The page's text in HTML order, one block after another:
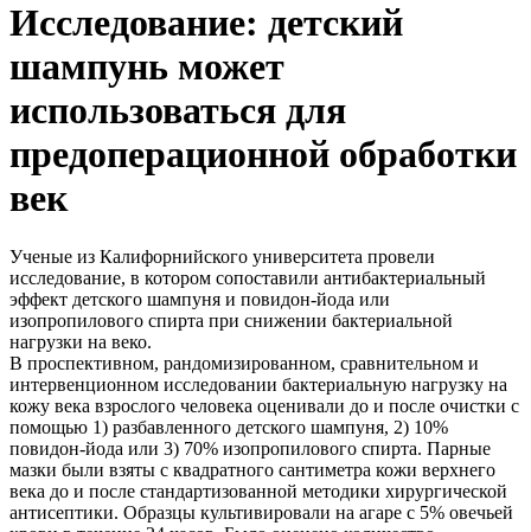
Исследование: детский
шампунь может
использоваться для
предоперационной обработки
век
Ученые из Калифорнийского университета провели
исследование, в котором сопоставили антибактериальный
эффект детского шампуня и повидон-йода или
изопропилового спирта при снижении бактериальной
нагрузки на веко.
В проспективном, рандомизированном, сравнительном и
интервенционном исследовании бактериальную нагрузку на
кожу века взрослого человека оценивали до и после очистки с
помощью 1) разбавленного детского шампуня, 2) 10%
повидон-йода или 3) 70% изопропилового спирта. Парные
мазки были взяты с квадратного сантиметра кожи верхнего
века до и после стандартизованной методики хирургической
антисептики. Образцы культивировали на агаре с 5% овечьей